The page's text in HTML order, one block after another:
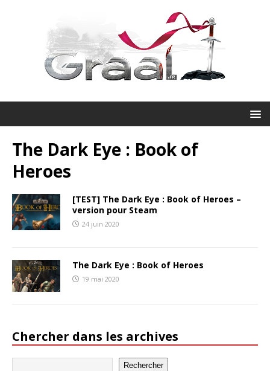
The Dark Eye : Book of
Heroes
[TEST] The Dark Eye : Book of Heroes –
version pour Steam
24 juin 2020
The Dark Eye : Book of Heroes
19 mai 2020
Chercher dans les archives
Rechercher